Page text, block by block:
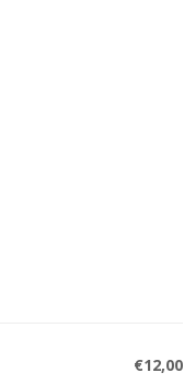
€12,00